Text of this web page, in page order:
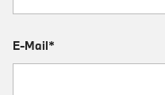
E-Mail*